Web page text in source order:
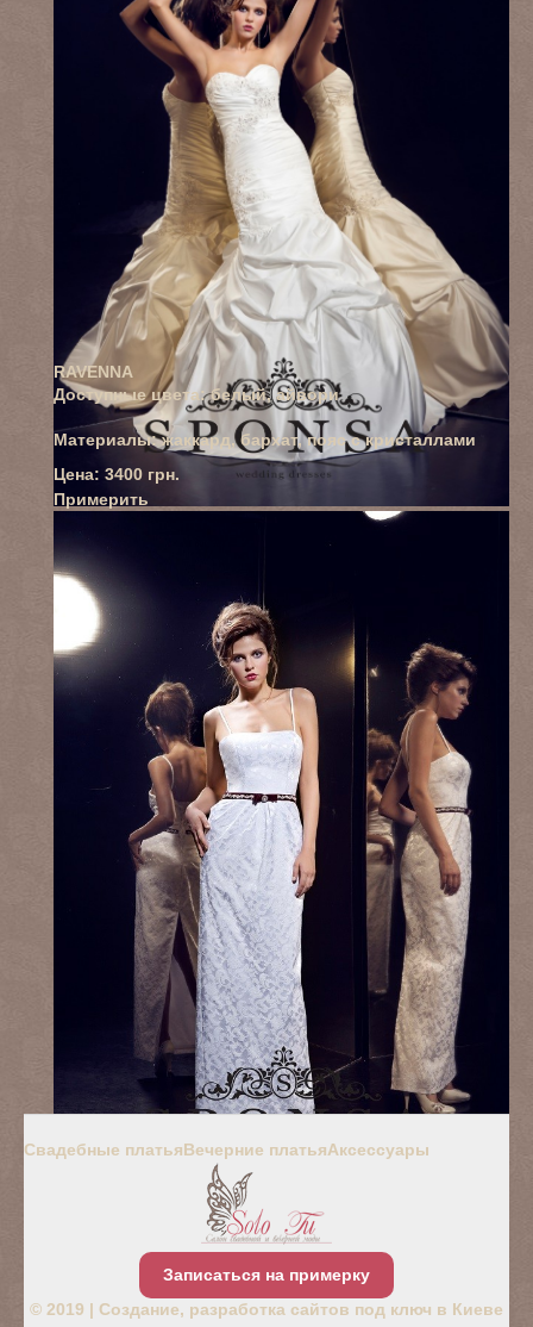
RAVENNA
Доступные цвета: белый, айвори
Материалы: жаккард, бархат, пояс с кристаллами
Цена: 3400 грн.
Примерить
Свадебные платьяВечерние платьяАксессуары
Записаться на примерку
© 2019 | Создание, разработка сайтов под ключ в Киеве